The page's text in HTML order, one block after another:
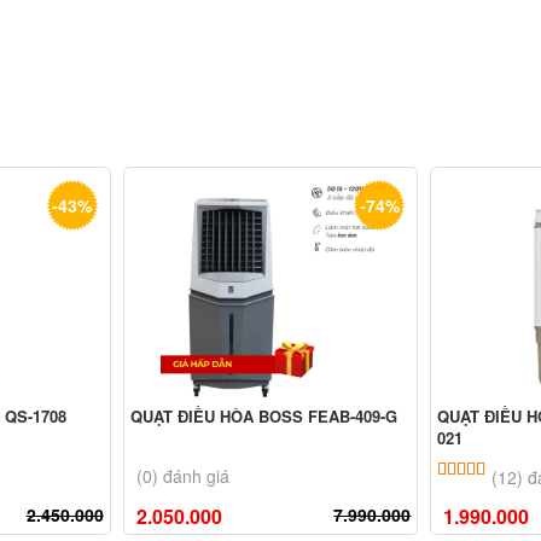
-43%
1708
2.450.000
-74%
QUẠT ĐIỀU HÒA BOSS FEAB-409-G
(0) đánh giá
2.050.000 7.990.000
QUẠT ĐIỀU
021
5.00
12
(12)
1.990.000